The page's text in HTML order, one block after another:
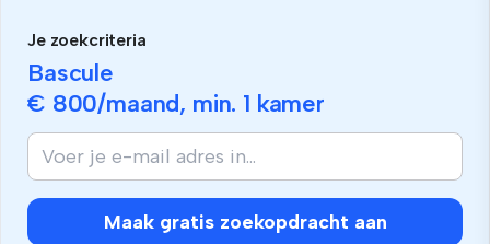
Je zoekcriteria
Bascule
€ 800/maand, min. 1 kamer
Maak gratis zoekopdracht aan